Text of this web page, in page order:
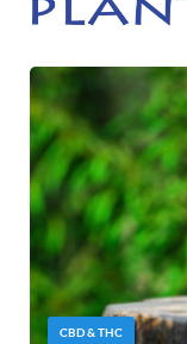
CBD & THC